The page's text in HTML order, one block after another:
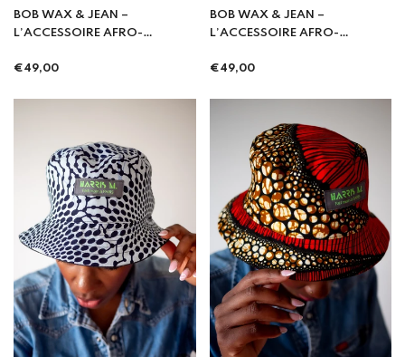
BOB WAX & JEAN –
L’ACCESSOIRE AFRO-
INCONTOURNABLE - Fimbu
Prix
€49,00
BOB WAX & JEAN –
L’ACCESSOIRE AFRO-
INCONTOURNABLE -Fufu
Prix
€49,00